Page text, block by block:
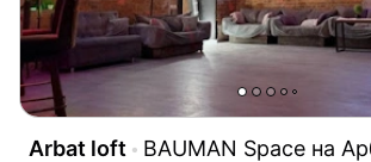
Arbat loft BAUMAN Space на